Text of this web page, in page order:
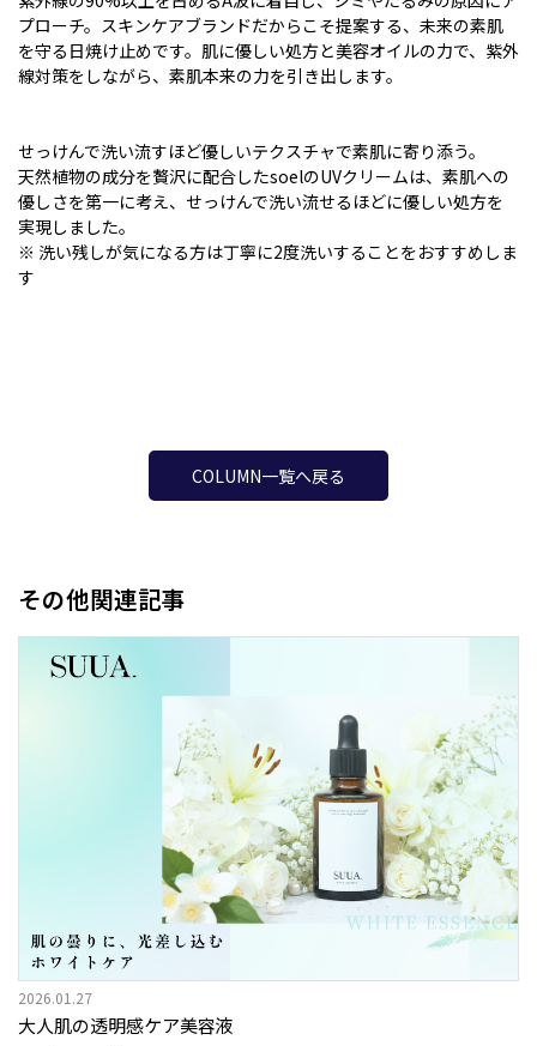
プローチ。スキンケアブランドだからこそ提案する、未来の素肌
を守る日焼け止めです。肌に優しい処方と美容オイルの力で、紫外
線対策をしながら、素肌本来の力を引き出します。
せっけんで洗い流すほど優しいテクスチャで素肌に寄り添う。
天然植物の成分を贅沢に配合したsoelのUVクリームは、素肌への
優しさを第一に考え、せっけんで洗い流せるほどに優しい処方を
実現しました。
※ 洗い残しが気になる方は丁寧に2度洗いすることをおすすめしま
す
COLUMN一覧へ戻る
その他関連記事
2026.01.27
大人肌の透明感ケア美容液